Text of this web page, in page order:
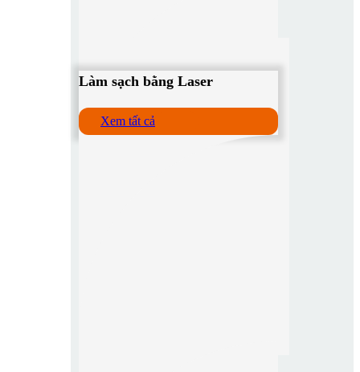
Làm sạch bằng Laser
Xem tất cả